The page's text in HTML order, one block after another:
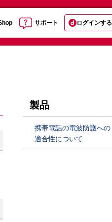
サポート ログインする
製品
携帯電話の電波防護への
適合性について